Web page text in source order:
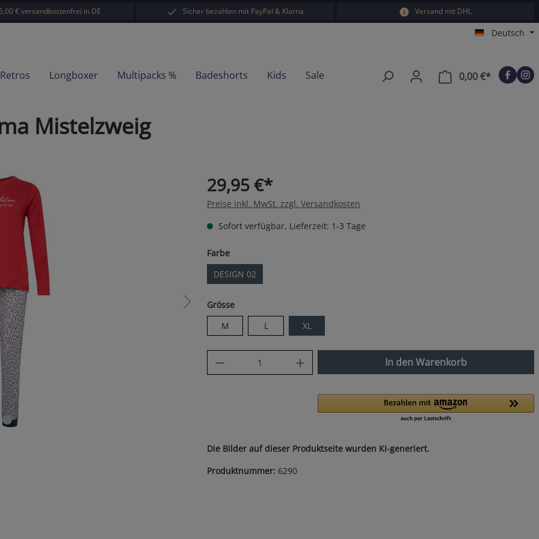
€ versandkostenfrei in DE Sicher bezahlen mit PayPal & Klarna Versand mit DHL
Deutsch
Longboxer Multipacks % Badeshorts Kids Sale 0,00 €*Warenkorb
Mistelzweig
29,95 €*
Preise inkl. MwSt. zzgl. Versandkosten
Sofort verfügbar, Lieferzeit: 1-3 Tage
Farbeauswählen
DESIGN 02
Grösseauswählen
M
L XL
Produkt Anzahl: Gib den gewünschten Wert
In den Warenkorb
Die Bilder auf dieser Produktseite wurden KI-generiert.
Produktnummer: 6290